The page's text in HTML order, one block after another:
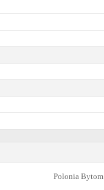
Polonia Bytom